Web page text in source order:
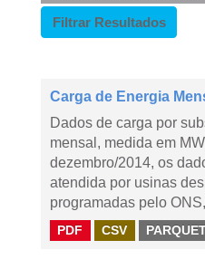
Filtrar Resultados
Carga de Energia
Dados de carga por
mensal, medida em
dezembro/2014, os
atendida por usinas
programadas pelo
PDF CSV